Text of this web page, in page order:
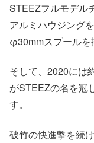
STEEZフルモデル
アルミハウジング
φ30mmスプールを
そして、2020には
がSTEEZの名を冠
す。
破竹の快進撃を続